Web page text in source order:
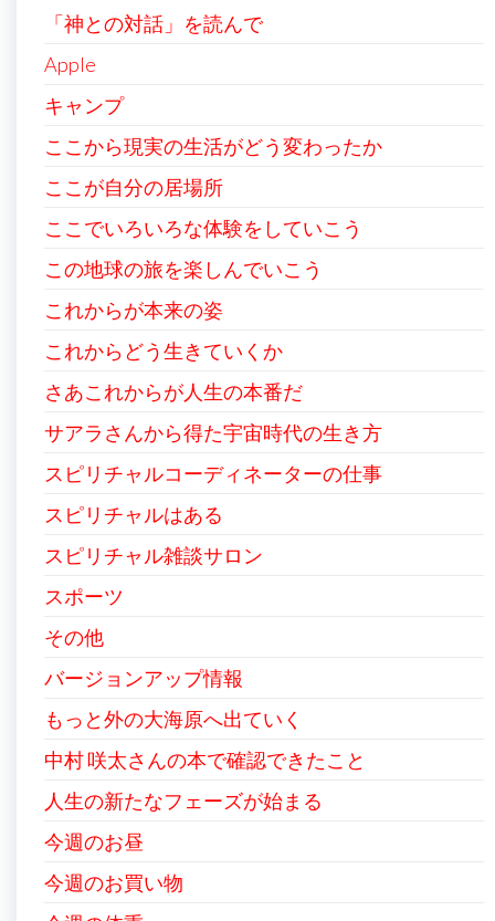
「神との対話」を読んで
Apple
キャンプ
ここから現実の生活がどう変わったか
ここが自分の居場所
ここでいろいろな体験をしていこう
この地球の旅を楽しんでいこう
これからが本来の姿
これからどう生きていくか
さあこれからが人生の本番だ
サアラさんから得た宇宙時代の生き方
スピリチャルコーディネーターの仕事
スピリチャルはある
スピリチャル雑談サロン
スポーツ
その他
バージョンアップ情報
もっと外の大海原へ出ていく
中村 咲太さんの本で確認できたこと
人生の新たなフェーズが始まる
今週のお昼
今週のお買い物